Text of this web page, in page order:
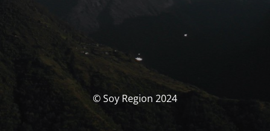
© Soy Region 2024